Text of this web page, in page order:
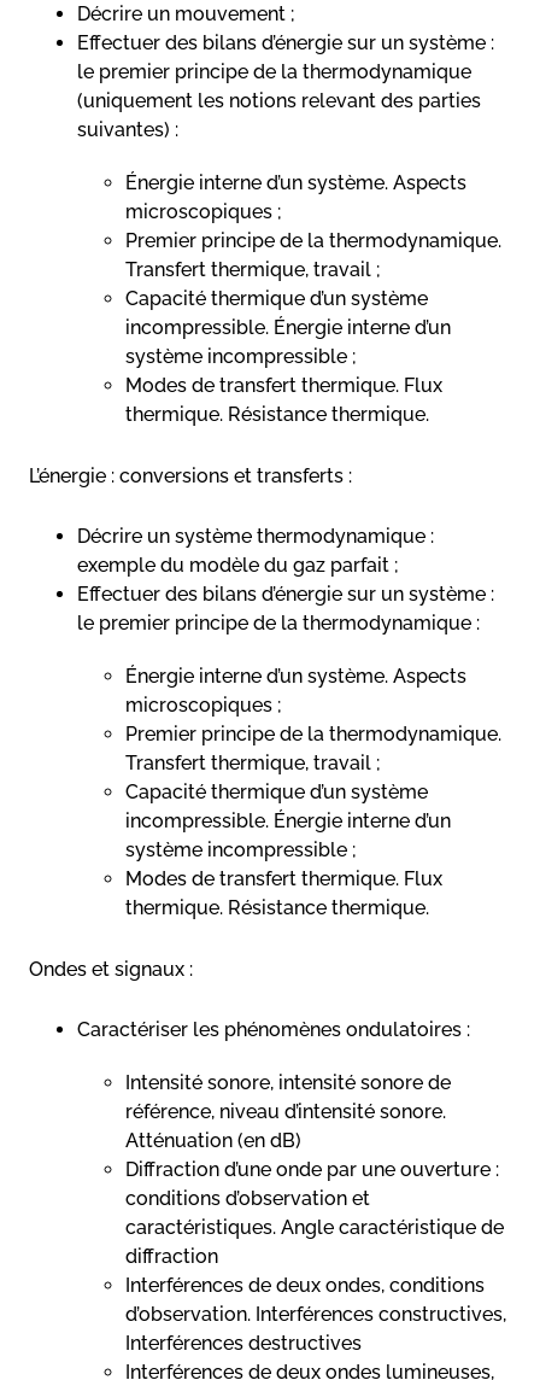
Décrire un mouvement ;
Effectuer des bilans d’énergie sur un système :
le premier principe de la thermodynamique
(uniquement les notions relevant des parties
suivantes) :
Énergie interne d’un système. Aspects
microscopiques ;
Premier principe de la thermodynamique.
Transfert thermique, travail ;
Capacité thermique d’un système
incompressible. Énergie interne d’un
système incompressible ;
Modes de transfert thermique. Flux
thermique. Résistance thermique.
L’énergie : conversions et transferts :
Décrire un système thermodynamique :
exemple du modèle du gaz parfait ;
Effectuer des bilans d’énergie sur un système :
le premier principe de la thermodynamique :
Énergie interne d’un système. Aspects
microscopiques ;
Premier principe de la thermodynamique.
Transfert thermique, travail ;
Capacité thermique d’un système
incompressible. Énergie interne d’un
système incompressible ;
Modes de transfert thermique. Flux
thermique. Résistance thermique.
Ondes et signaux :
Caractériser les phénomènes ondulatoires :
Intensité sonore, intensité sonore de
référence, niveau d’intensité sonore.
Atténuation (en dB)
Diffraction d’une onde par une ouverture :
conditions d’observation et
caractéristiques. Angle caractéristique de
diffraction
Interférences de deux ondes, conditions
d’observation. Interférences constructives,
Interférences destructives
Interférences de deux ondes lumineuses,